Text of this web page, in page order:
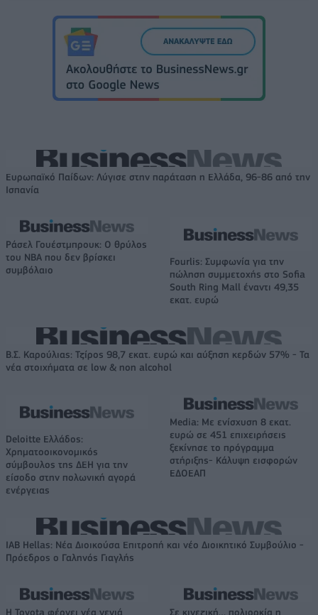
Ευρωπαϊκό Παίδων: Λύγισε στην παράταση η Ελλάδα, 96-86 από την
Ισπανία
Ράσελ Γουέστμπρουκ: Ο θρύλος
του NBA που δεν βρίσκει
συμβόλαιο
Fourlis: Συμφωνία για την
πώληση συμμετοχής στο Sofia
South Ring Mall έναντι 49,35
εκατ. ευρώ
Β.Σ. Καρούλιας: Τζίρος 98,7 εκατ. ευρώ και αύξηση κερδών 57% - Τα
νέα στοιχήματα σε low & non alcohol
Deloitte Ελλάδος:
Χρηματοοικονομικός
σύμβουλος της ΔΕΗ για την
είσοδο στην πολωνική αγορά
ενέργειας
Media: Με ενίσχυση 8 εκατ.
ευρώ σε 451 επιχειρήσεις
ξεκίνησε το πρόγραμμα
στήριξης- Κάλυψη εισφορών
ΕΔΟΕΑΠ
IAB Hellas: Νέα Διοικούσα Επιτροπή και νέο Διοικητικό Συμβούλιο -
Πρόεδρος ο Γαληνός Γιαγλής
Η Toyota φέρνει νέα γενιά
Σε κινεζική… πολιορκία η